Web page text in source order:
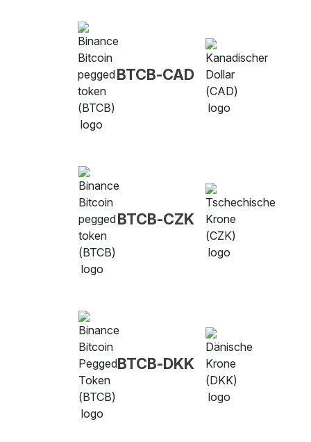
BTCB-CAD
BTCB-CZK
BTCB-DKK